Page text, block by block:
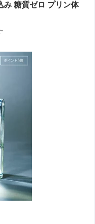
み 糖質ゼロ プリン体